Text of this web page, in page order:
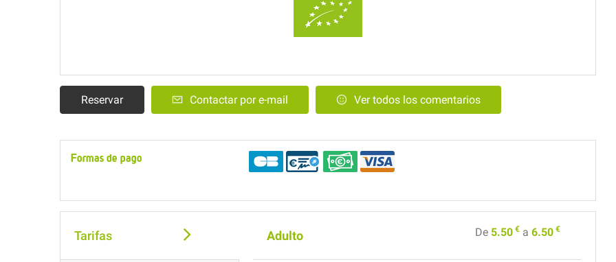
Reservar Contactar por e-mail Ver todos los comentarios
Formas de pago
Tarifas Adulto De 5.50 € a6.50 €